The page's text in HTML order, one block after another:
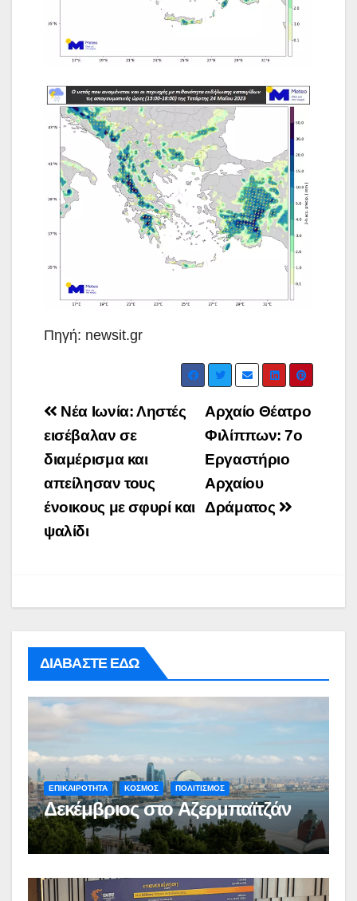
Πηγή: newsit.gr
Post
navigation
Αρχαίο Θέατρο
Φιλίππων: 7ο
Εργαστήριο
Αρχαίου
Δράματος
Νέα Ιωνία: Ληστές
εισέβαλαν σε
διαμέρισμα και
απείλησαν τους
ένοικους με σφυρί και
ψαλίδι
ΔΙΑΒΑΣΤΕ ΕΔΩ
ΕΠΙΚΑΙΡΟΤΗΤΑ ΚΟΣΜΟΣ ΠΟΛΙΤΙΣΜΟΣ
Δεκέμβριος στο Αζερμπαϊτζάν